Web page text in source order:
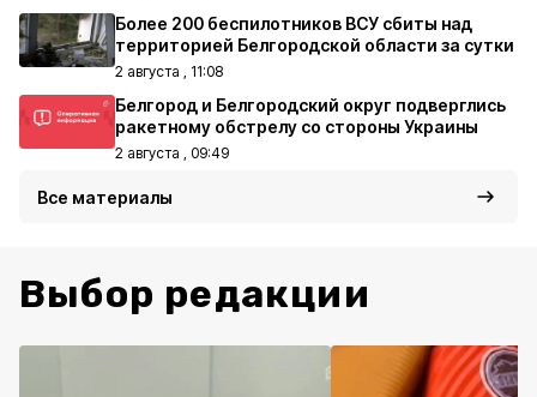
Более 200 беспилотников ВСУ сбиты над
территорией Белгородской области за сутки
2 августа , 11:08
Белгород и Белгородский округ подверглись
ракетному обстрелу со стороны Украины
2 августа , 09:49
Все материалы
Выбор редакции